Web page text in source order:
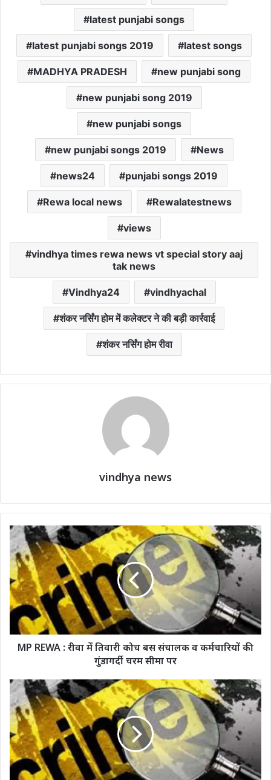
latest punjabi songs
latest punjabi songs 2019 latest songs
MADHYA PRADESH new punjabi song
new punjabi song 2019
new punjabi songs
new punjabi songs 2019 News
news24 punjabi songs 2019
Rewa local news Rewalatestnews
views
vindhya times rewa news vt special story aaj
tak news
Vindhya24 vindhyachal
शंकर नर्सिंग होम में कलेक्टर ने की बड़ी कार्रवाई
शंकर नर्सिंग होम रीवा
vindhya news
MP REWA : रीवा में तिवारी कोच बस संचालक व कर्मचारियों की
गुंडागर्दी चरम सीमा पर